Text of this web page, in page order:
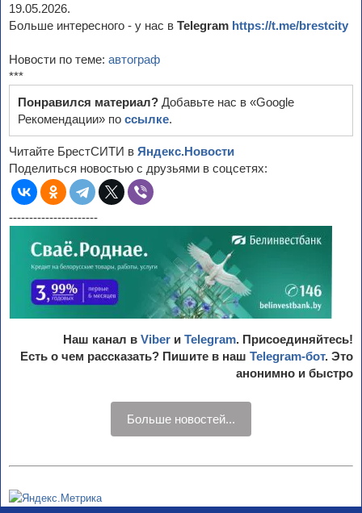
19.05.2026.
Больше интересного - у нас в Telegram https://t.me/brestcity
Новости по теме: автограф
***
Понравился материал? Добавьте нас в «Google
Рекомендации» по ссылке.
Читайте БрестСИТИ в Яндекс.Новости
Поделиться новостью с друзьями в соцсетях:
----------------------
Наш канал в Viber и Telegram. Присоединяйтесь!
Есть о чем рассказать? Пишите в наш Telegram-бот. Это
анонимно и быстро
Больше новостей...